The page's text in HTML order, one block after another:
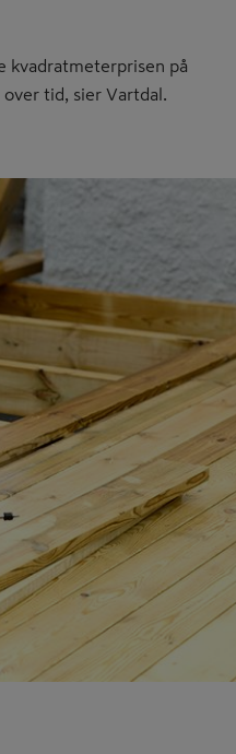
kvadratmeterprisen på
tid, sier Vartdal.